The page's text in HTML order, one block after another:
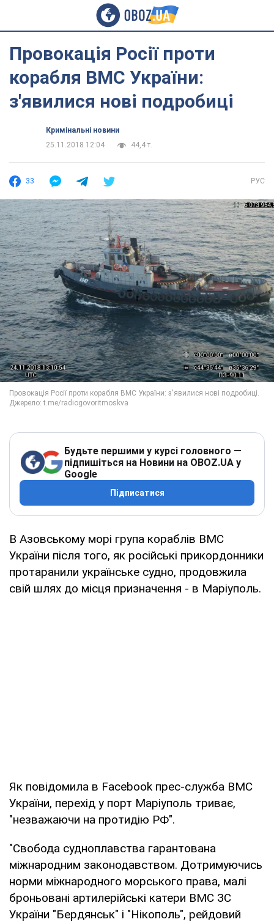
Провокація Росії проти
корабля ВМС України:
з'явилися нові подробиці
Кримінальні новини
25.11.2018 12:04
44,4 т.
33 РУС
Будьте першими у курсі головного —
підпишіться на Новини на OBOZ.UA у
Google
Підписатися
В Азовському морі група кораблів ВМС
України після того, як російські прикордонники
протаранили українське судно, продовжила
свій шлях до місця призначення - в Маріуполь.
Як повідомила в Facebook прес-служба ВМС
України, перехід у порт Маріуполь триває,
"незважаючи на протидію РФ".
"Свобода судноплавства гарантована
міжнародним законодавством. Дотримуючись
норми міжнародного морського права, малі
броньовані артилерійські катери ВМС ЗС
України "Бердянськ" і "Нікополь", рейдовий